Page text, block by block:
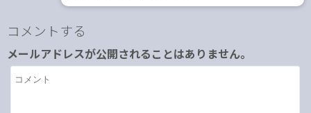
コメントする
メールアドレスが公開されることはありません。